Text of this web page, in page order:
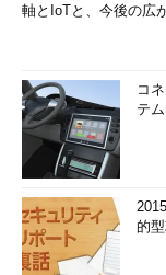
軸とIoTと、今後の広
コ
テ
的